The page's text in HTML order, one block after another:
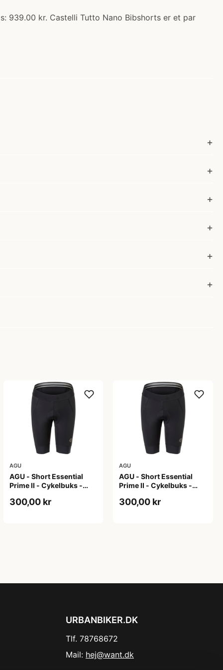
939.00 kr. Castelli Tutto Nano Bibshorts er et par
AGU
AGU - Short Essential
Prime II - Cykelbuks -
300,00 kr
AGU
AGU - Short Essential
Prime II - Cykelbuks -
300,00 kr
URBANBIKER.DK
Tlf. 78768672
Mail: hej@want.dk